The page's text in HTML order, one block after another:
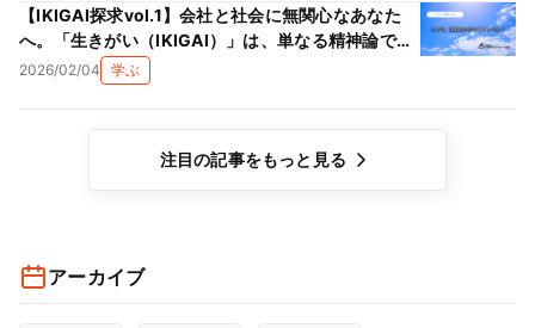
【IKIGAI探求vol.1】会社と社会に無関心なあなた
へ。「生きがい（IKIGAI）」は、単なる精神論では
ない理由
2026/02/04 学ぶ
注目の記事をもっと見る
アーカイブ